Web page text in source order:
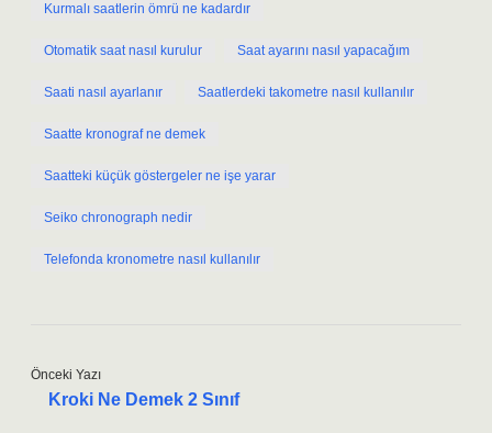
Kurmalı saatlerin ömrü ne kadardır
Otomatik saat nasıl kurulur Saat ayarını nasıl yapacağım
Saati nasıl ayarlanır Saatlerdeki takometre nasıl kullanılır
Saatte kronograf ne demek
Saatteki küçük göstergeler ne işe yarar
Seiko chronograph nedir
Telefonda kronometre nasıl kullanılır
Önceki Yazı
Kroki Ne Demek 2 Sınıf